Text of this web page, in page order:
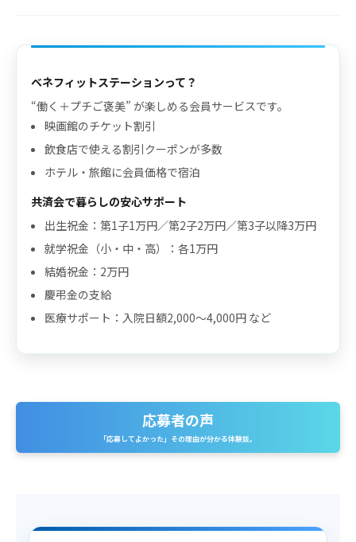
ベネフィットステーションって？
“働く＋プチご褒美” が楽しめる会員サービスです。
映画館のチケット割引
飲食店で使える割引クーポンが多数
ホテル・旅館に会員価格で宿泊
共済会で暮らしの安心サポート
出生祝金：第1子1万円／第2子2万円／第3子以降3万円
就学祝金（小・中・高）：各1万円
結婚祝金：2万円
慶弔金の支給
医療サポート：入院日額2,000〜4,000円 など
応募者の声
「応募してよかった」その理由が分かる体験談。